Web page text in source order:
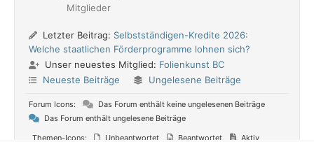
Mitglieder
Letzter Beitrag: Selbstständigen-Kredite 2026:
Welche staatlichen Förderprogramme lohnen sich?
Unser neuestes Mitglied: Folienkunst BC
Neueste Beiträge
Ungelesene Beiträge
Forum Icons:
Das Forum enthält keine ungelesenen Beiträge
Das Forum enthält ungelesene Beiträge
Themen-Icons:
Unbeantwortet Beantwortet Aktiv